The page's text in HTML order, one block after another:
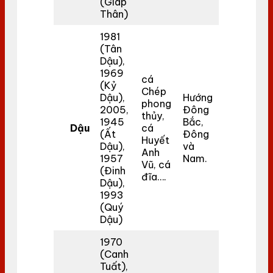
Thân)
Dậu
1981
(Tân
Dậu),
1969
(Kỷ
Dậu),
2005,
1945
(Ất
Dậu),
1957
(Đinh
Dậu),
1993
(Quý
Dậu)
cá
Chép
phong
thủy,
cá
Huyết
Anh
Vũ, cá
đĩa….
Hướng
Đông
Bắc,
Đông
và
Nam.
1970
(Canh
Tuất),